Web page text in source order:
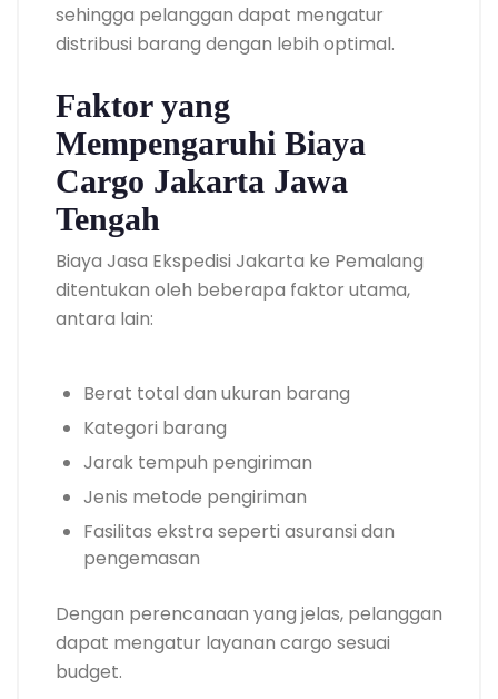
sehingga pelanggan dapat mengatur
distribusi barang dengan lebih optimal.
Faktor yang
Mempengaruhi Biaya
Cargo Jakarta Jawa
Tengah
Biaya Jasa Ekspedisi Jakarta ke Pemalang
ditentukan oleh beberapa faktor utama,
antara lain:
Berat total dan ukuran barang
Kategori barang
Jarak tempuh pengiriman
Jenis metode pengiriman
Fasilitas ekstra seperti asuransi dan
pengemasan
Dengan perencanaan yang jelas, pelanggan
dapat mengatur layanan cargo sesuai
budget.